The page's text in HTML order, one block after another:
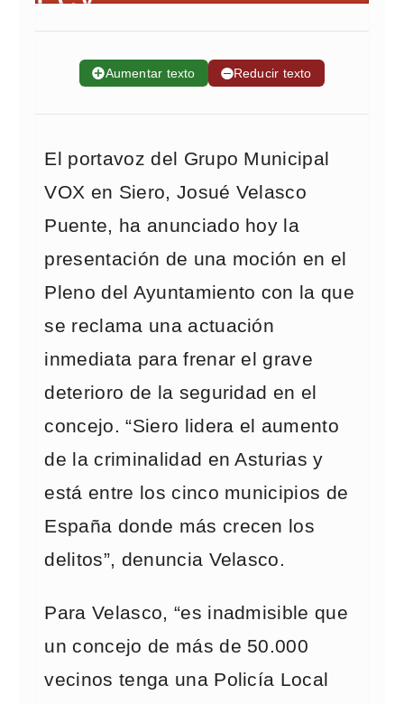
➕Aumentar texto ➖Reducir texto
El portavoz del Grupo Municipal
VOX en Siero, Josué Velasco
Puente, ha anunciado hoy la
presentación de una moción en el
Pleno del Ayuntamiento con la que
se reclama una actuación
inmediata para frenar el grave
deterioro de la seguridad en el
concejo. “Siero lidera el aumento
de la criminalidad en Asturias y
está entre los cinco municipios de
España donde más crecen los
delitos”, denuncia Velasco.
Para Velasco, “es inadmisible que
un concejo de más de 50.000
vecinos tenga una Policía Local